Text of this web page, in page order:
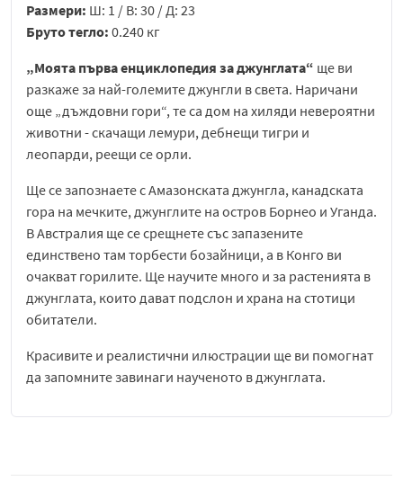
Размери: Ш: 1 / В: 30 / Д: 23
Бруто тегло: 0.240 кг
„Моята първа енциклопедия за джунглата“ ще ви
разкаже за най-големите джунгли в света. Наричани
още „дъждовни гори“, те са дом на хиляди невероятни
животни - скачащи лемури, дебнещи тигри и
леопарди, реещи се орли.
Ще се запознаете с Амазонската джунгла, канадската
гора на мечките, джунглите на остров Борнео и Уганда.
В Австралия ще се срещнете със запазените
единствено там торбести бозайници, а в Конго ви
очакват горилите. Ще научите много и за растенията в
джунглата, които дават подслон и храна на стотици
обитатели.
Красивите и реалистични илюстрации ще ви помогнат
да запомните завинаги наученото в джунглата.